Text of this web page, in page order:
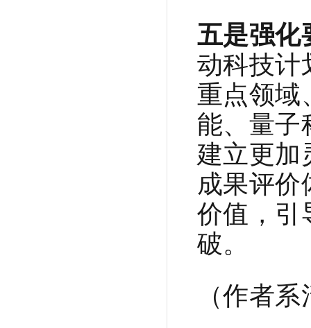
五是强化
动科技计
重点领域
能、量
建立更
成果评
价值，引
破。
（作者